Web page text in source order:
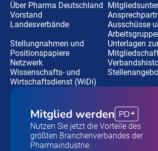
Über Pharma Deutschland
Vorstand
Landesverbände
Ausschüsse
Stellungnahmen und
Positionspapiere
Unterlagen
Netzwerk
Wissenschafts- und
Wirtschaftsdienst (WiDi)
Mitglied werden PD
Nutzen Sie jetzt die Vorteile des
größten Branchenverbandes der
Pharmaindustrie.